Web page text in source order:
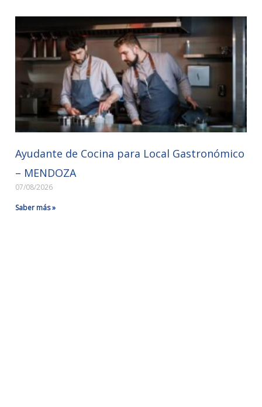
Ayudante de Cocina para Local Gastronómico
– MENDOZA
07/08/2026
Saber más »